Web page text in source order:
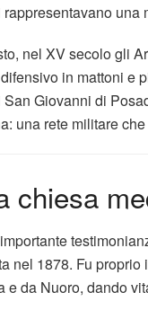
una
nel XV secolo gli
in mattoni e
San Giovanni di
una rete militare
chiesa
nel 1878. Fu
e da Nuoro, dando